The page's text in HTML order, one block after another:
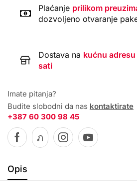
Plaćanje prilikom
dozvoljeno otvaranje
Dostava na kućnu adresu
sati
Imate pitanja?
Budite slobodni da nas kontaktirate
+387 60 300 98 45
Opis